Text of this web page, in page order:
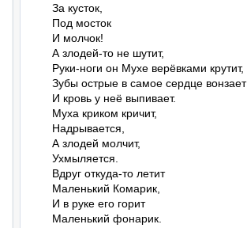
За кусток,
Под мосток
И молчок!
А злодей-то не шутит,
Руки-ноги он Мухе верёвками крутит,
Зубы острые в самое сердце вонзает
И кровь у неё выпивает.
Муха криком кричит,
Надрывается,
А злодей молчит,
Ухмыляется.
Вдруг откуда-то летит
Маленький Комарик,
И в руке его горит
Маленький фонарик.